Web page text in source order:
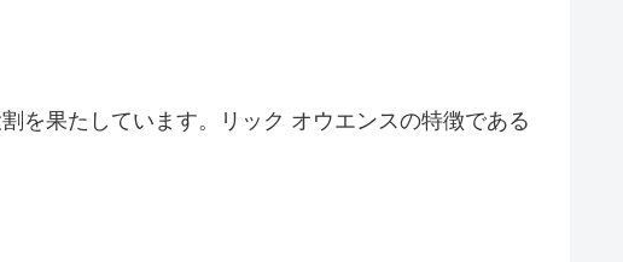
を果たしています。リック オウエンスの特徴である